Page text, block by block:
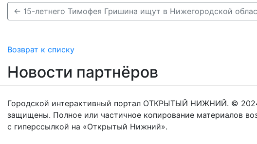
← 15-летнего Тимофея Гришина ищут в Нижегородской
Возврат к списку
Новости партнёров
Городской интерактивный портал ОТКРЫТЫЙ НИЖНИЙ. ©
защищены. Полное или частичное копирование материалов
с гиперссылкой на «Открытый Нижний».